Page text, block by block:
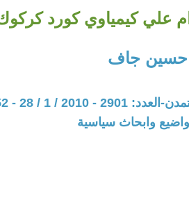
علي كيمياوي كورد
حسين جاف
- 2010 / 1 / 28 - 17:52
وابحاث سياسية